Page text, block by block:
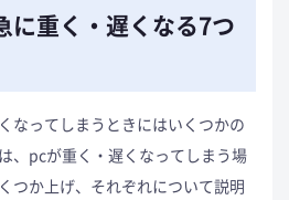
に重く・遅くなる7つ
なってしまうときにはいくつかの
、pcが重く・遅くなってしまう場
つか上げ、それぞれについて説明